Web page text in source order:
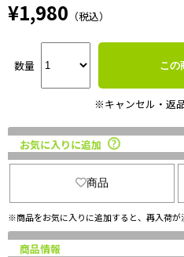
¥1,980 （税込）
数量 この
※キャンセル・返
お気に入りに追加
商品
※商品をお気に入りに追加すると、再入荷が
商品情報